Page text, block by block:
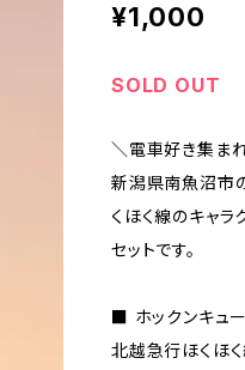
¥1,000
SOLD OUT
＼電車好き集ま
新潟県南魚沼市
くほく線のキャラ
セットです。
■ ホックンキュ
北越急行ほくほ